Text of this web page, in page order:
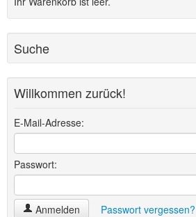
Suche
Willkommen zurück!
E-Mail-Adresse:
Passwort:
Anmelden Passwort vergessen?